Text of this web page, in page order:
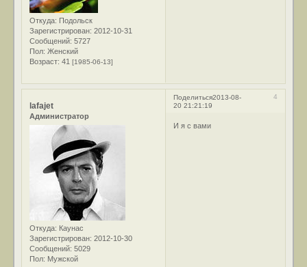
Откуда: Подольск
Зарегистрирован: 2012-10-31
Сообщений: 5727
Пол: Женский
Возраст: 41[1985-06-13]
Поделиться 4
2013-08-
20 21:21:19
lafajet
Администратор
Откуда: Каунас
Зарегистрирован: 2012-10-30
Сообщений: 5029
Пол: Мужской
И я с вами